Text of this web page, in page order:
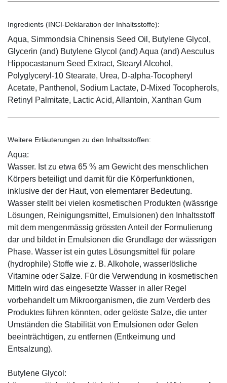
Ingredients (INCI-Deklaration der Inhaltsstoffe):
Aqua, Simmondsia Chinensis Seed Oil, Butylene Glycol,
Glycerin (and) Butylene Glycol (and) Aqua (and) Aesculus
Hippocastanum Seed Extract, Stearyl Alcohol,
Polyglyceryl-10 Stearate, Urea, D-alpha-Tocopheryl
Acetate, Panthenol, Sodium Lactate, D-Mixed Tocopherols,
Retinyl Palmitate, Lactic Acid, Allantoin, Xanthan Gum
Weitere Erläuterungen zu den Inhaltsstoffen:
Aqua:
Wasser. Ist zu etwa 65 % am Gewicht des menschlichen
Körpers beteiligt und damit für die Körperfunktionen,
inklusive der der Haut, von elementarer Bedeutung.
Wasser stellt bei vielen kosmetischen Produkten (wässrige
Lösungen, Reinigungsmittel, Emulsionen) den Inhaltsstoff
mit dem mengenmässig grössten Anteil der Formulierung
dar und bildet in Emulsionen die Grundlage der wässrigen
Phase. Wasser ist ein gutes Lösungsmittel für polare
(hydrophile) Stoffe wie z. B. Alkohole, wasserlösliche
Vitamine oder Salze. Für die Verwendung in kosmetischen
Mitteln wird das eingesetzte Wasser in aller Regel
vorbehandelt um Mikroorganismen, die zum Verderb des
Produktes führen könnten, oder gelöste Salze, die unter
Umständen die Stabilität von Emulsionen oder Gelen
beeinträchtigen, zu entfernen (Entkeimung und
Entsalzung).
Butylene Glycol: